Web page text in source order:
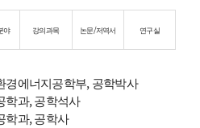
야 강의과목 논문/저역서 연구실
경에너지공학부, 공학박사
학과, 공학석사
학과, 공학사